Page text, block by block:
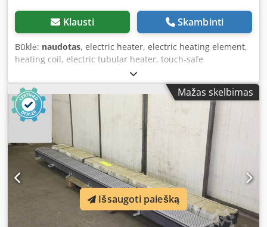
Klausti Skambinti
Būklė: naudotas, electric heater, electric heating element,
heating coil, electric tubular heater, touch-safe
semiconductor heater, control cabinet heater, forced-air
heater, fan heater, control cabinet fan Crjdpfx Afsf Sxbus
Hsf -Manufacturer: RO/SE Fan Heater/Control Cabinet
Heater -Type: HH/250s -Power: 250 Watt -Voltage: 220-240 V
-Dimensions: 115/120/H170 mm -Weight: 1.3 kg
Mažas skelbimas
Išsaugoti paiešką